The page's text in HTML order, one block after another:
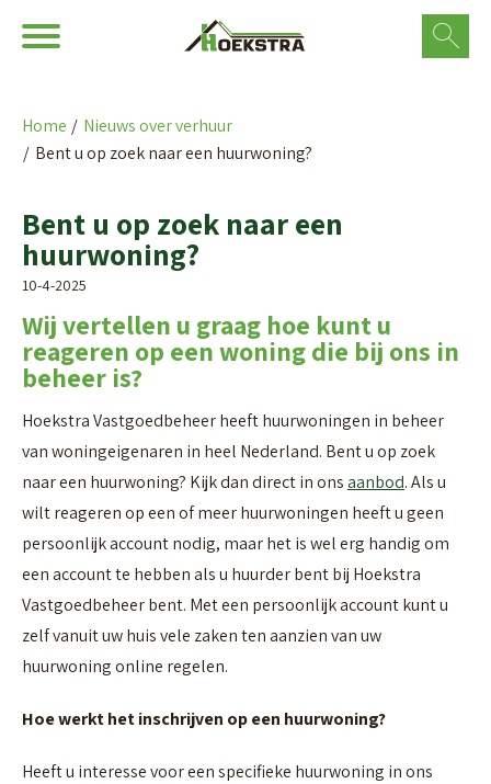
Naar hoofdinhoud
Naar hoofdnavigatiemenu
Naar zoeken
Naar de homepage
Ga naar Hoofd
Home
Nieuws over verhuur
Bent u op zoek naar een huurwoning?
Bent u op zoek naar een
huurwoning?
10-4-2025
Wij vertellen u graag hoe kunt u
reageren op een woning die bij ons in
beheer is?
Hoekstra Vastgoedbeheer heeft huurwoningen in beheer
van woningeigenaren in heel Nederland. Bent u op zoek
naar een huurwoning? Kijk dan direct in onsaanbod. Als u
wilt reageren op een of meer huurwoningen heeft u geen
persoonlijk account nodig, maar het is wel erg handig om
een account te hebben als u huurder bent bij Hoekstra
Vastgoedbeheer bent. Met een persoonlijk account kunt u
zelf vanuit uw huis vele zaken ten aanzien van uw
huurwoning online regelen.
Hoe werkt het inschrijven op een huurwoning?
Heeft u interesse voor een specifieke huurwoning in ons